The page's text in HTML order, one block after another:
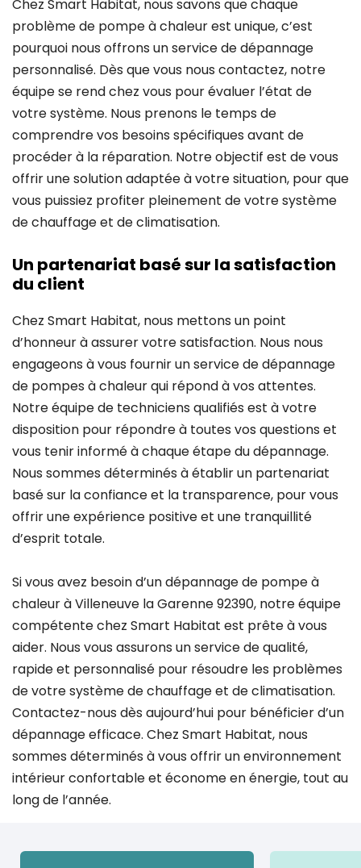
Chez Smart Habitat, nous savons que chaque
problème de pompe à chaleur est unique, c’est
pourquoi nous offrons un service de dépannage
personnalisé. Dès que vous nous contactez, notre
équipe se rend chez vous pour évaluer l’état de
votre système. Nous prenons le temps de
comprendre vos besoins spécifiques avant de
procéder à la réparation. Notre objectif est de vous
offrir une solution adaptée à votre situation, pour que
vous puissiez profiter pleinement de votre système
de chauffage et de climatisation.
Un partenariat basé sur la satisfaction
du client
Chez Smart Habitat, nous mettons un point
d’honneur à assurer votre satisfaction. Nous nous
engageons à vous fournir un service de dépannage
de pompes à chaleur qui répond à vos attentes.
Notre équipe de techniciens qualifiés est à votre
disposition pour répondre à toutes vos questions et
vous tenir informé à chaque étape du dépannage.
Nous sommes déterminés à établir un partenariat
basé sur la confiance et la transparence, pour vous
offrir une expérience positive et une tranquillité
d’esprit totale.
Si vous avez besoin d’un dépannage de pompe à
chaleur à Villeneuve la Garenne 92390, notre équipe
compétente chez Smart Habitat est prête à vous
aider. Nous vous assurons un service de qualité,
rapide et personnalisé pour résoudre les problèmes
de votre système de chauffage et de climatisation.
Contactez-nous dès aujourd’hui pour bénéficier d’un
dépannage efficace. Chez Smart Habitat, nous
sommes déterminés à vous offrir un environnement
intérieur confortable et économe en énergie, tout au
long de l’année.